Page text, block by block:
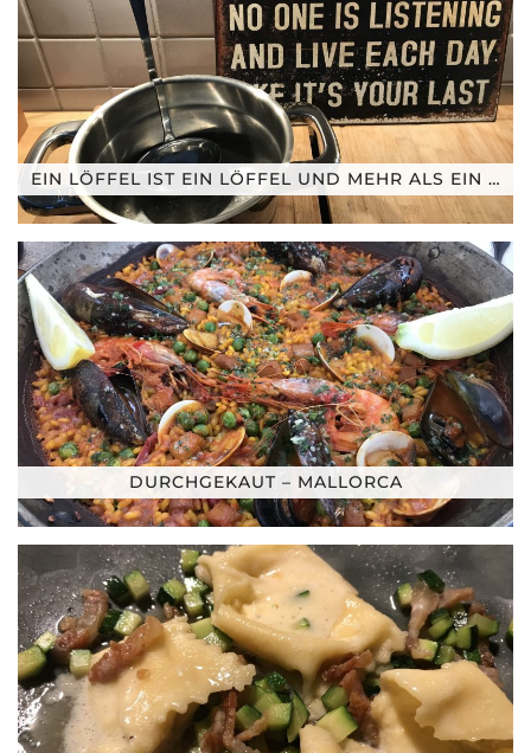
EIN LÖFFEL IST EIN LÖFFEL UND MEHR ALS EIN …
DURCHGEKAUT – MALLORCA